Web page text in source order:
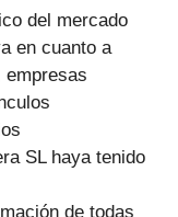
del mercado
en cuanto a
SL haya tenido
de todas